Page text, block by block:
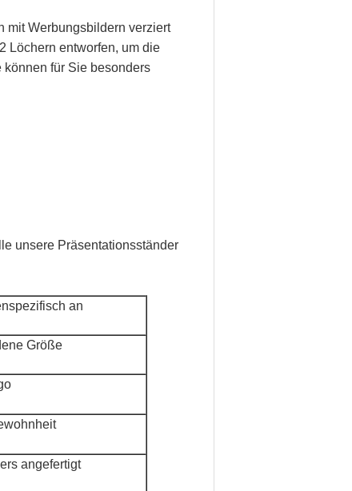
mit Werbungsbildern verziert
Löchern entworfen, um die
können für Sie besonders
unsere Präsentationsständer
an
Größe
angefertigt